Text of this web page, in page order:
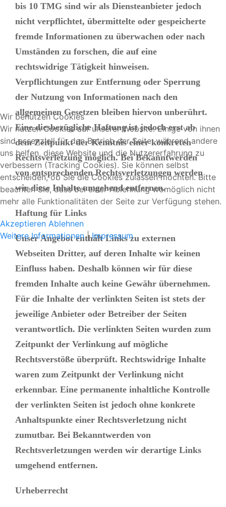
bis 10 TMG sind wir als Diensteanbieter jedoch
nicht verpflichtet, übermittelte oder gespeicherte
fremde Informationen zu überwachen oder nach
Umständen zu forschen, die auf eine
rechtswidrige Tätigkeit hinweisen.
Verpflichtungen zur Entfernung oder Sperrung
der Nutzung von Informationen nach den
allgemeinen Gesetzen bleiben hiervon unberührt.
Eine diesbezügliche Haftung ist jedoch erst ab
dem Zeitpunkt der Kenntnis einer konkreten
Rechtsverletzung möglich. Bei Bekanntwerden
von entsprechenden Rechtsverletzungen werden
wir diese Inhalte umgehend entfernen.
Haftung für Links
Unser Angebot enthält Links zu externen
Webseiten Dritter, auf deren Inhalte wir keinen
Einfluss haben. Deshalb können wir für diese
fremden Inhalte auch keine Gewähr übernehmen.
Für die Inhalte der verlinkten Seiten ist stets der
jeweilige Anbieter oder Betreiber der Seiten
verantwortlich. Die verlinkten Seiten wurden zum
Zeitpunkt der Verlinkung auf mögliche
Rechtsverstöße überprüft. Rechtswidrige Inhalte
waren zum Zeitpunkt der Verlinkung nicht
erkennbar. Eine permanente inhaltliche Kontrolle
der verlinkten Seiten ist jedoch ohne konkrete
Anhaltspunkte einer Rechtsverletzung nicht
zumutbar. Bei Bekanntwerden von
Rechtsverletzungen werden wir derartige Links
umgehend entfernen.
Urheberrecht
Wir benutzen Cookies
Wir nutzen Cookies auf unserer Website. Einige von ihnen
sind essenziell für den Betrieb der Seite, während andere
uns helfen, diese Website und die Nutzererfahrung zu
verbessern (Tracking Cookies). Sie können selbst
entscheiden, ob Sie die Cookies zulassen möchten. Bitte
beachten Sie, dass bei einer Ablehnung womöglich nicht
mehr alle Funktionalitäten der Seite zur Verfügung stehen.
Akzeptieren Ablehnen
Weitere Informationen|Impressum